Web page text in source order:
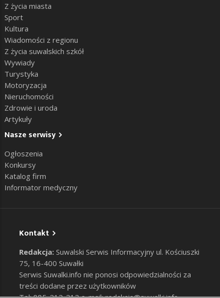
Z życia miasta
Sport
Kultura
Wiadomości z regionu
Z życia suwalskich szkół
Wywiady
Turystyka
Motoryzacja
Nieruchomości
Zdrowie i uroda
Artykuły
Nasze serwisy
Ogłoszenia
Konkursy
Katalog firm
Informator medyczny
Kontakt
Redakcja: Suwalski Serwis Informacyjny ul. Kościuszki
75, 16-400 Suwałki
Serwis Suwalki.info nie ponosi odpowiedzialności za
treści dodane przez użytkowników